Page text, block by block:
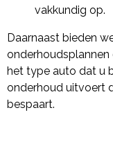
vakkundig op.
Daarnaast bieden
het type auto dat u
onderhoud uitvoert
bespaart.